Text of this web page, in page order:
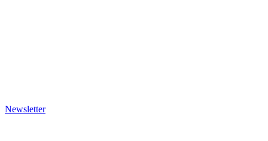
Newsletter